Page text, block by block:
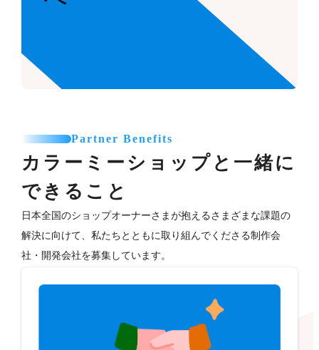
Partner Benefits
カラーミーショップと一緒に
できること
日本全国のショップオーナーさまが抱えるさまざまな課題の
解決に向けて、私たちとともに取り組んでくださる制作会
社・開発会社を募集しています。